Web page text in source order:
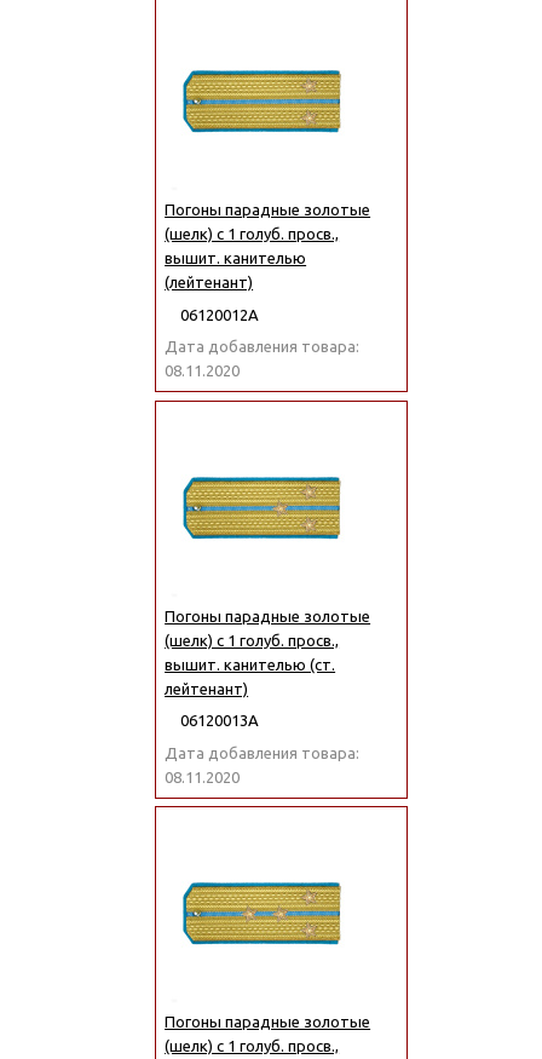
Погоны парадные золотые
(шелк) с 1 голуб. просв.,
вышит. канителью
(лейтенант)
06120012А
Дата добавления товара:
08.11.2020
Погоны парадные золотые
(шелк) с 1 голуб. просв.,
вышит. канителью (ст.
лейтенант)
06120013А
Дата добавления товара:
08.11.2020
Погоны парадные золотые
(шелк) с 1 голуб. просв.,